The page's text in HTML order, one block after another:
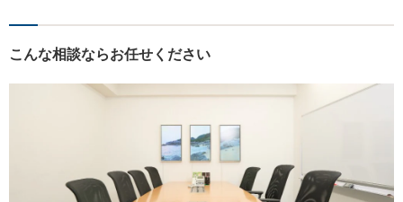
こんな相談ならお任せください